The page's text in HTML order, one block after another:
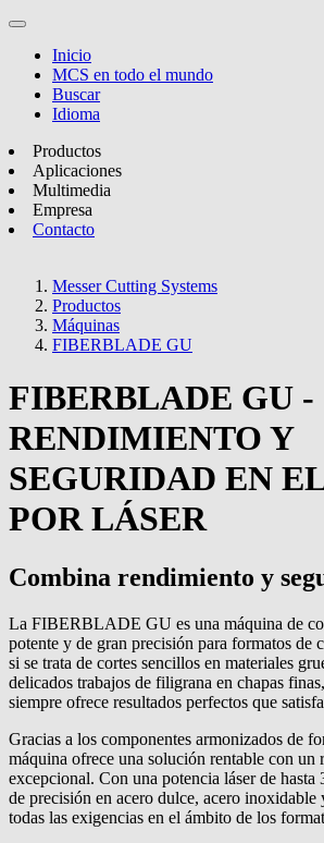
Inicio
MCS en todo el mundo
Buscar
Idioma
Productos
Aplicaciones
Multimedia
Empresa
Contacto
Messer Cutting Systems
Productos
Máquinas
FIBERBLADE GU
FIBERBLADE GU -
RENDIMIENTO Y
SEGURIDAD EN
POR LÁSER
Combina rendimiento y
La FIBERBLADE GU es una máquina de
potente y de gran precisión para formatos de
si se trata de cortes sencillos en materiales
delicados trabajos de filigrana en chapas
siempre ofrece resultados perfectos que
Gracias a los componentes armonizados de
máquina ofrece una solución rentable con un
excepcional. Con una potencia láser de
de precisión en acero dulce, acero
todas las exigencias en el ámbito de los